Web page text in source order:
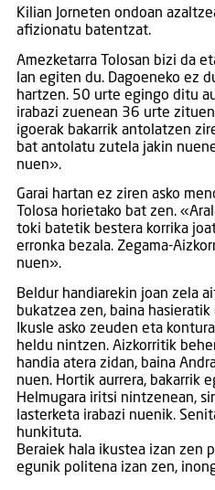
Kilian Jorneten ondoan
afizionatu batentzat.
Amezketarra Tolosan bizi da
lan egiten du. Dagoeneko ez
hartzen. 50 urte egingo ditu
irabazi zuenean 36 urte
igoerak bakarrik antolatzen
bat antolatu zutela jakin
nuen».
Garai hartan ez ziren asko
Tolosa horietako bat zen.
toki batetik bestera korrika
erronka bezala. Zegama-
nuen».
Beldur handiarekin joan zela
bukatzea zen, baina
Ikusle asko zeuden eta
heldu nintzen. Aizkorritik
handia atera zidan, baina
nuen. Hortik aurrera, bakarrik
Helmugara iritsi nintzenean,
lasterketa irabazi nuenik.
hunkituta.
Beraiek hala ikustea izan zen
egunik politena izan zen,